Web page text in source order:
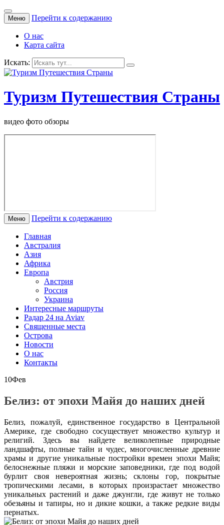
Меню Перейти к содержанию
О нас
Карта сайта
Искать:
Туризм Путешествия Страны
видео фото обзоры
Меню Перейти к содержанию
Главная
Австралия
Азия
Африка
Европа
Австрия
Россия
Украина
Интересные маршруты
Радар 24 на Aviav
Священные места
Острова
Новости
О нас
Контакты
10Фев
Белиз: от эпохи Майя до наших дней
Белиз, пожалуй, единственное государство в Центральной
Америке, где свободно сосуществует множество культур и
религий. Здесь вы найдете великолепные природные
ландшафты, полные тайн и чудес, многочисленные древние
храмы и другие уникальные постройки времен эпохи Майя;
белоснежные пляжи и морские заповедники, где под водой
бурлит своя невероятная жизнь; склоны гор, покрытые
тропическими лесами, в которых произрастает множество
уникальных растений и даже джунгли, где живут не только
обезьяны и тапиры, но и дикие кошки, а также редкие виды
пернатых.